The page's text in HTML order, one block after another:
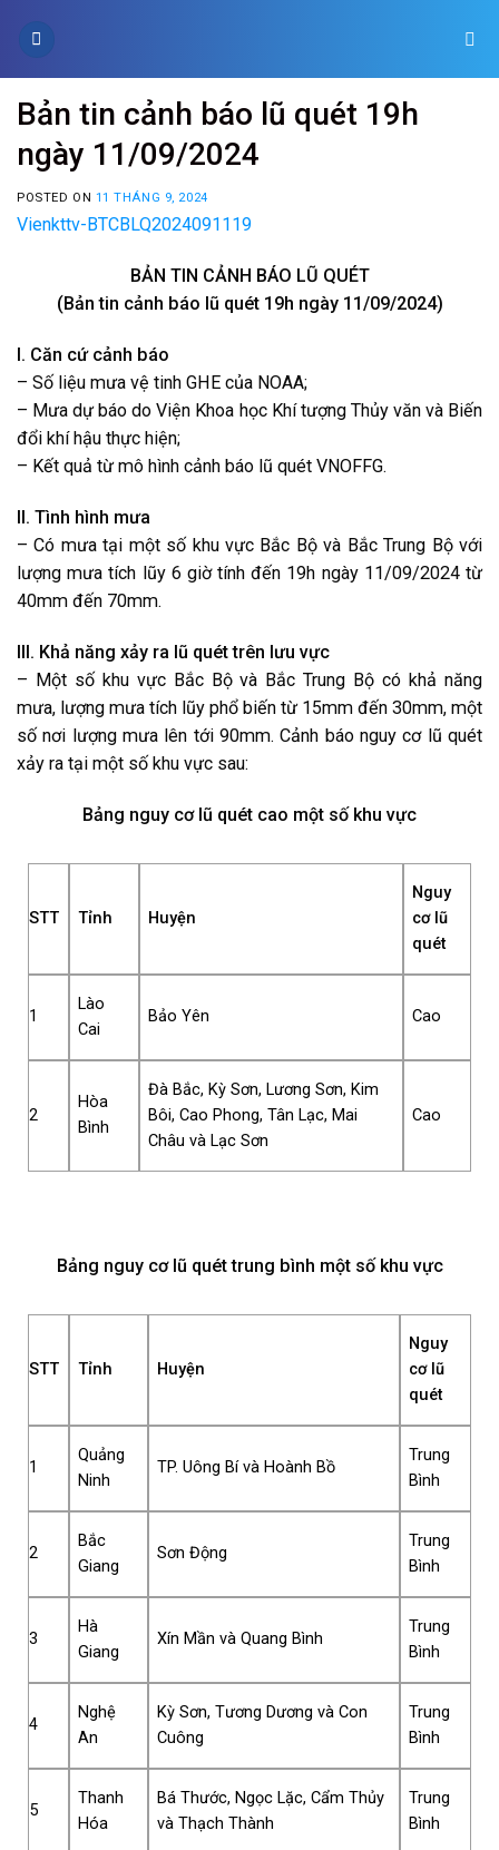
Bản tin cảnh báo lũ quét 19h
ngày 11/09/2024
POSTED ON 11 THÁNG 9, 2024
Vienkttv-BTCBLQ2024091119
BẢN TIN CẢNH BÁO LŨ QUÉT
(Bản tin cảnh báo lũ quét 19h ngày 11/09/2024)
I. Căn cứ cảnh báo
– Số liệu mưa vệ tinh GHE của NOAA;
– Mưa dự báo do Viện Khoa học Khí tượng Thủy văn và Biến
đổi khí hậu thực hiện;
– Kết quả từ mô hình cảnh báo lũ quét VNOFFG.
II. Tình hình mưa
– Có mưa tại một số khu vực Bắc Bộ và Bắc Trung Bộ với
lượng mưa tích lũy 6 giờ tính đến 19h ngày 11/09/2024 từ
40mm đến 70mm.
III. Khả năng xảy ra lũ quét trên lưu vực
– Một số khu vực Bắc Bộ và Bắc Trung Bộ có khả năng
mưa, lượng mưa tích lũy phổ biến từ 15mm đến 30mm, một
số nơi lượng mưa lên tới 90mm. Cảnh báo nguy cơ lũ quét
xảy ra tại một số khu vực sau:
Bảng nguy cơ lũ quét cao một số khu vực
STT Tỉnh Huyện
Nguy
cơ lũ
quét
1
Lào
Cai
Bảo Yên Cao
2
Hòa
Bình
Đà Bắc, Kỳ Sơn, Lương Sơn, Kim
Bôi, Cao Phong, Tân Lạc, Mai
Châu và Lạc Sơn
Cao
Bảng nguy cơ lũ quét trung bình một số khu vực
STT Tỉnh Huyện
Nguy
cơ lũ
quét
1
Quảng
Ninh
TP. Uông Bí và Hoành Bồ
Trung
Bình
2
Bắc
Giang
Sơn Động
Trung
Bình
3
Hà
Giang
Xín Mần và Quang Bình
Trung
Bình
4
Nghệ
An
Kỳ Sơn, Tương Dương và Con
Cuông
Trung
Bình
5
Thanh
Hóa
Bá Thước, Ngọc Lặc, Cẩm Thủy
và Thạch Thành
Trung
Bình